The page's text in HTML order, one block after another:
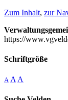
Zum Inhalt, zur
https://
Schriftgröße
A A A